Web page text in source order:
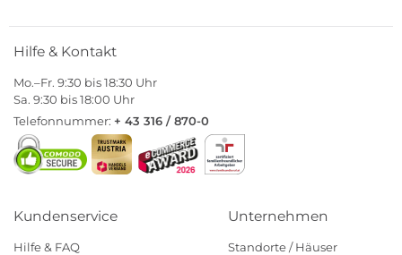
Hilfe & Kontakt
Mo.–Fr. 9:30 bis 18:30 Uhr
Sa. 9:30 bis 18:00 Uhr
Telefonnummer: + 43 316 / 870-0
Kundenservice
Hilfe & FAQ
Unternehmen
Standorte / Häuser